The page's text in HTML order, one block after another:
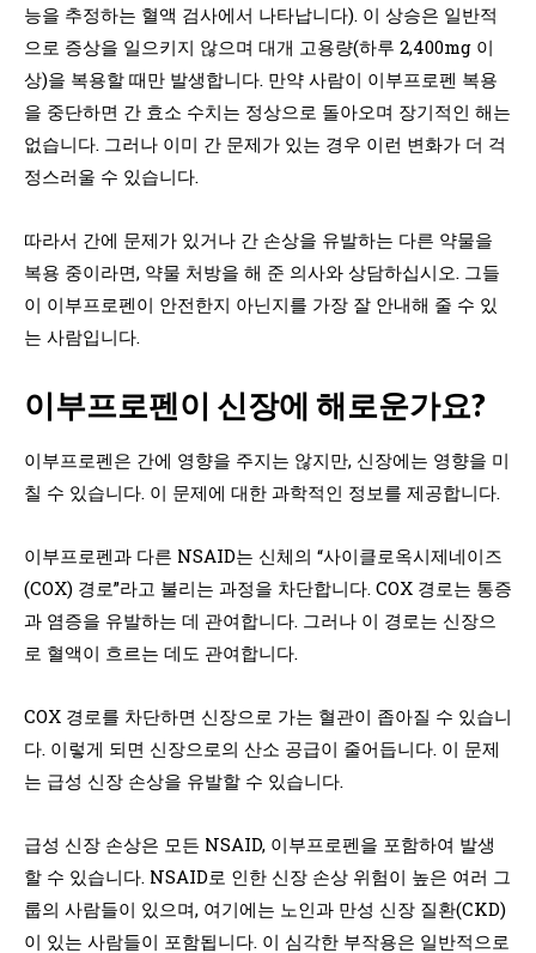
능을 추정하는 혈액 검사에서 나타납니다). 이 상승은 일반적
으로 증상을 일으키지 않으며 대개 고용량(하루 2,400mg 이
상)을 복용할 때만 발생합니다. 만약 사람이 이부프로펜 복용
을 중단하면 간 효소 수치는 정상으로 돌아오며 장기적인 해는
없습니다. 그러나 이미 간 문제가 있는 경우 이런 변화가 더 걱
정스러울 수 있습니다.
따라서 간에 문제가 있거나 간 손상을 유발하는 다른 약물을
복용 중이라면, 약물 처방을 해 준 의사와 상담하십시오. 그들
이 이부프로펜이 안전한지 아닌지를 가장 잘 안내해 줄 수 있
는 사람입니다.
이부프로펜이 신장에 해로운가요?
이부프로펜은 간에 영향을 주지는 않지만, 신장에는 영향을 미
칠 수 있습니다. 이 문제에 대한 과학적인 정보를 제공합니다.
이부프로펜과 다른 NSAID는 신체의 “사이클로옥시제네이즈
(COX) 경로”라고 불리는 과정을 차단합니다. COX 경로는 통증
과 염증을 유발하는 데 관여합니다. 그러나 이 경로는 신장으
로 혈액이 흐르는 데도 관여합니다.
COX 경로를 차단하면 신장으로 가는 혈관이 좁아질 수 있습니
다. 이렇게 되면 신장으로의 산소 공급이 줄어듭니다. 이 문제
는 급성 신장 손상을 유발할 수 있습니다.
급성 신장 손상은 모든 NSAID, 이부프로펜을 포함하여 발생
할 수 있습니다. NSAID로 인한 신장 손상 위험이 높은 여러 그
룹의 사람들이 있으며, 여기에는 노인과 만성 신장 질환(CKD)
이 있는 사람들이 포함됩니다. 이 심각한 부작용은 일반적으로